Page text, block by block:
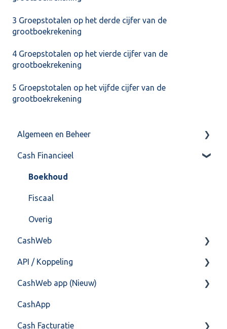
3 Groepstotalen op het derde cijfer van de
grootboekrekening
4 Groepstotalen op het vierde cijfer van de
grootboekrekening
5 Groepstotalen op het vijfde cijfer van de
grootboekrekening
Algemeen en Beheer
Bank(koppeling)
Import/Export
Postbus
Training & Consultancy
Overig
Cash Financieel
Boekhoud
Fiscaal
Overig
CashWeb
CashHero Layout
Mailen vanuit CASHWeb
Algemeen gebruik
API / Koppeling
Algemeen
Api 3.0 (SOAP API)
API 4.0 (REST API)
CashWeb app (Nieuw)
Veel gestelde vragen
CashApp
Cash Facturatie